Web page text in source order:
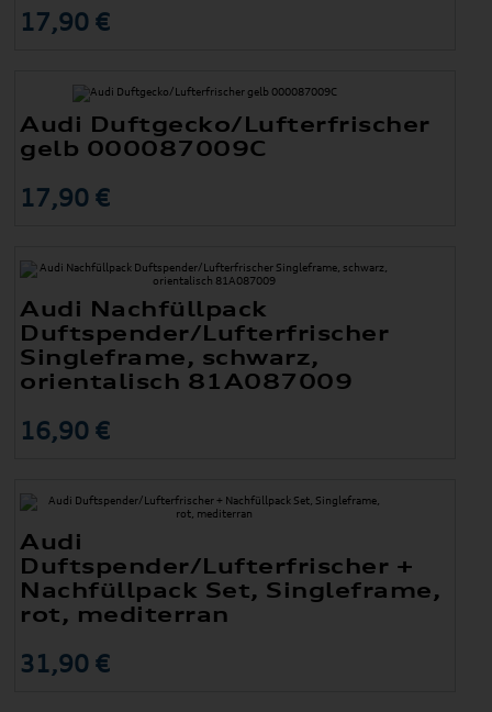
17,90 €
Audi Duftgecko/Lufterfrischer
gelb 000087009C
17,90 €
Audi Nachfüllpack
Duftspender/Lufterfrischer
Singleframe, schwarz,
orientalisch 81A087009
16,90 €
Audi
Duftspender/Lufterfrischer +
Nachfüllpack Set, Singleframe,
rot, mediterran
31,90 €